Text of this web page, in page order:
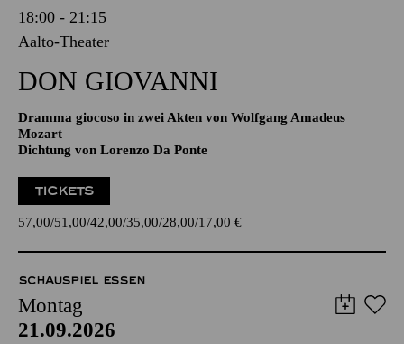
18:00 - 21:15
Aalto-Theater
DON GIO­VANNI
Dramma giocoso in zwei Akten von Wolfgang Amadeus
Mozart
Dichtung von Lorenzo Da Ponte
TICKETS
57,00 51,00 42,00 35,00 28,00 17,00 €
SCHAUSPIEL ESSEN
Montag
21.09.2026